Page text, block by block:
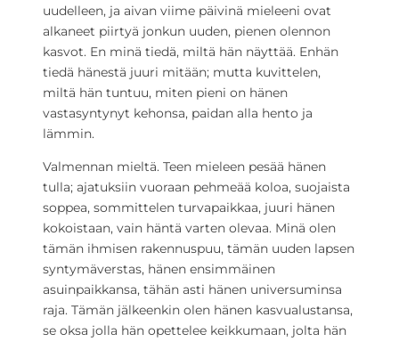
uudelleen, ja aivan viime päivinä mieleeni ovat
alkaneet piirtyä jonkun uuden, pienen olennon
kasvot. En minä tiedä, miltä hän näyttää. Enhän
tiedä hänestä juuri mitään; mutta kuvittelen,
miltä hän tuntuu, miten pieni on hänen
vastasyntynyt kehonsa, paidan alla hento ja
lämmin.
Valmennan mieltä. Teen mieleen pesää hänen
tulla; ajatuksiin vuoraan pehmeää koloa, suojaista
soppea, sommittelen turvapaikkaa, juuri hänen
kokoistaan, vain häntä varten olevaa. Minä olen
tämän ihmisen rakennuspuu, tämän uuden lapsen
syntymäverstas, hänen ensimmäinen
asuinpaikkansa, tähän asti hänen universuminsa
raja. Tämän jälkeenkin olen hänen kasvualustansa,
se oksa jolla hän opettelee keikkumaan, jolta hän